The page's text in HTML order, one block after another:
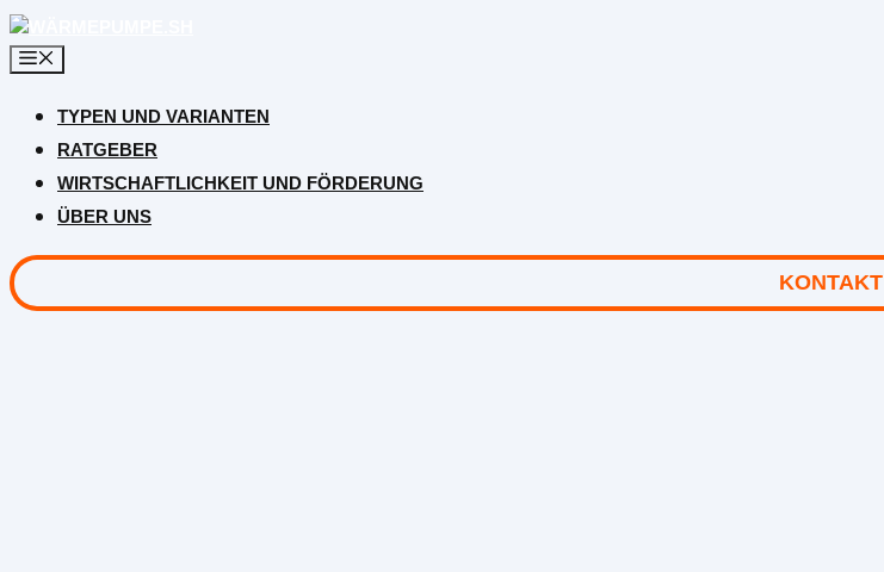
Zum
Inhalt
TYPEN UND VARIANTEN
RATGEBER
WIRTSCHAFTLICHKEIT UND FÖRDERUNG
ÜBER UNS
KONTAKT